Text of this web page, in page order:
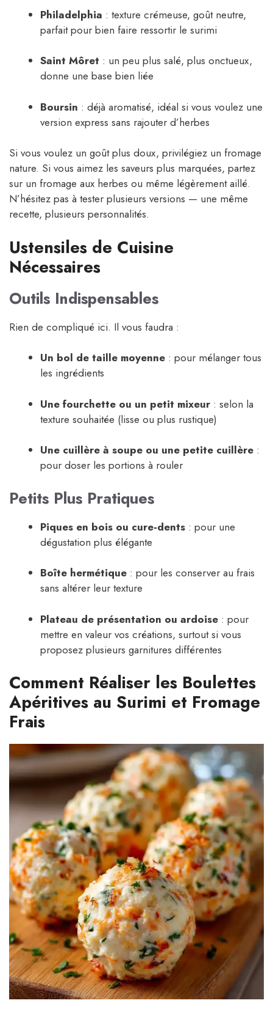
Philadelphia : texture crémeuse, goût neutre,
parfait pour bien faire ressortir le surimi
Saint Môret : un peu plus salé, plus onctueux,
donne une base bien liée
Boursin : déjà aromatisé, idéal si vous voulez une
version express sans rajouter d’herbes
Si vous voulez un goût plus doux, privilégiez un fromage
nature. Si vous aimez les saveurs plus marquées, partez
sur un fromage aux herbes ou même légèrement aillé.
N’hésitez pas à tester plusieurs versions — une même
recette, plusieurs personnalités.
Ustensiles de Cuisine
Nécessaires
Outils Indispensables
Rien de compliqué ici. Il vous faudra :
Un bol de taille moyenne : pour mélanger tous
les ingrédients
Une fourchette ou un petit mixeur : selon la
texture souhaitée (lisse ou plus rustique)
Une cuillère à soupe ou une petite cuillère :
pour doser les portions à rouler
Petits Plus Pratiques
Piques en bois ou cure-dents : pour une
dégustation plus élégante
Boîte hermétique : pour les conserver au frais
sans altérer leur texture
Plateau de présentation ou ardoise : pour
mettre en valeur vos créations, surtout si vous
proposez plusieurs garnitures différentes
Comment Réaliser les Boulettes
Apéritives au Surimi et Fromage
Frais